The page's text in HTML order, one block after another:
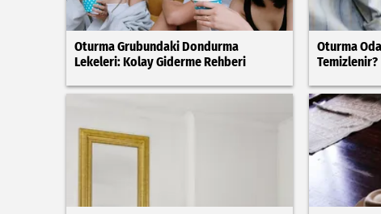
Oturma Grubundaki Dondurma
Lekeleri: Kolay Giderme Rehberi
Oturma
Temizlenir?